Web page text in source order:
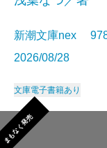
新潮文庫nex
2026/08/28
文庫電子書籍あり
まもなく発売